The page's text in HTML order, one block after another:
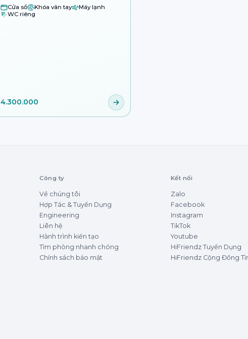
Cửa sổ Khóa vân tay
Máy lạnh
WC riêng
4.300.000
Công ty
Về chúng tôi
Hợp Tác & Tuyển Dụng
Engineering
Liên hệ
Hành trình kiến tạo
Tìm phòng nhanh chóng
Chính sách bảo mật
Kết nối
Zalo
Facebook
Instagram
TikTok
Youtube
HiFriendz Tuyển Dụng
HiFriendz Cộng Đồng